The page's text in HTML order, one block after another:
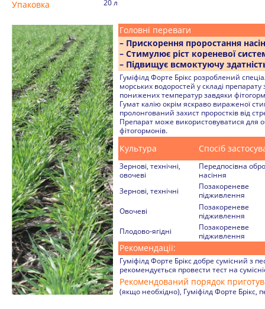
Упаковка
20 л
Головні переваги
– Прискорення проростання
– Стимулює ріст кореневої
– Підвищує всмоктуючу
Гуміфілд Форте Брікс розроблений
морських водоростей у складі
понижених температур завдяки
Гумат калію окрім яскраво вираженої
пролонгований захист проростків від
Препарат може використовуватися для
фітогормонів.
Культура Спосіб
Зернові, технічні,
овочеві
Передпосівна
насіння
Зернові, технічні
Позакореневе
підживлення
Овочеві
Позакореневе
підживлення
Плодово-ягідні
Позакореневе
підживлення
Рекомендації:
Гуміфілд Форте Брікс добре сумісний з
рекомендується провести тест на
Рекомендований порядок
(якщо необхідно), Гуміфілд Форте Брікс,